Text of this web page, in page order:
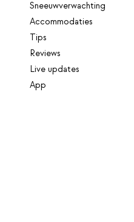
Sneeuwverwachting
Accommodaties
Tips
Reviews
Live updates
App